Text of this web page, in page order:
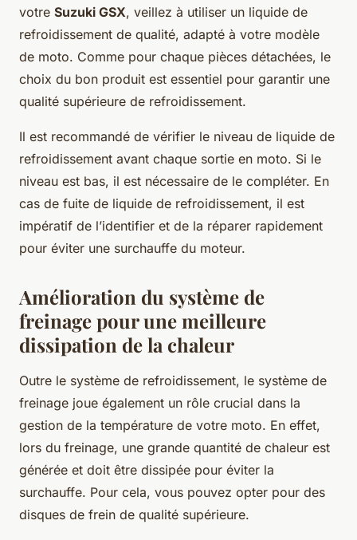
votre Suzuki GSX, veillez à utiliser un liquide de
refroidissement de qualité, adapté à votre modèle
de moto. Comme pour chaque pièces détachées, le
choix du bon produit est essentiel pour garantir une
qualité supérieure de refroidissement.
Il est recommandé de vérifier le niveau de liquide de
refroidissement avant chaque sortie en moto. Si le
niveau est bas, il est nécessaire de le compléter. En
cas de fuite de liquide de refroidissement, il est
impératif de l’identifier et de la réparer rapidement
pour éviter une surchauffe du moteur.
Amélioration du système de
freinage pour une meilleure
dissipation de la chaleur
Outre le système de refroidissement, le système de
freinage joue également un rôle crucial dans la
gestion de la température de votre moto. En effet,
lors du freinage, une grande quantité de chaleur est
générée et doit être dissipée pour éviter la
surchauffe. Pour cela, vous pouvez opter pour des
disques de frein de qualité supérieure.